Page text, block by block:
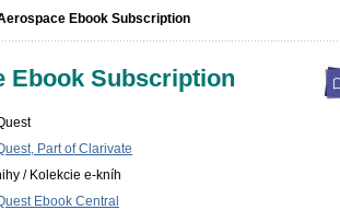
Tutoriály
Ebook Subscription
Ebook Subscription
Part of Clarivate
/ Kolekcie e-kníh
Ebook Central